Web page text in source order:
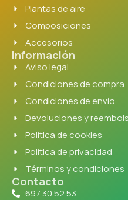
Plantas de aire
Composiciones
Accesorios
Información
Aviso legal
Condiciones de compra
Condiciones de envío
Devoluciones y
Política de cookies
Política de privacidad
Términos y condiciones
Contacto
697 30 52 53